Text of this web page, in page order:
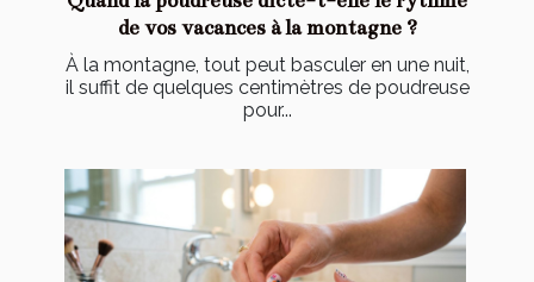
de vos vacances à la montagne ?
À la montagne, tout peut basculer en une nuit,
il suffit de quelques centimètres de poudreuse
pour...